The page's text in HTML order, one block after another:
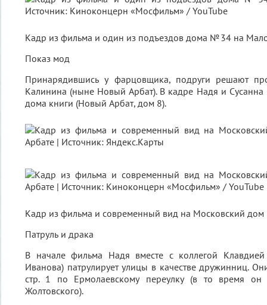
Кадр из фильма и один из подъездов дома № 34 на
Показ мод
Принарядившись у фарцовщика, подруги решают
Калинина (ныне Новый Арбат). В кадре Надя и
дома книги (Новый Арбат, дом 8).
Кадр из фильма и современный вид на Московский дом
Патруль и драка
В начале фильма Надя вместе с коллегой
Иванова) патрулирует улицы в качестве дружинниц.
стр. 1 по Ермолаевскому переулку (в то время он
Жолтовского).